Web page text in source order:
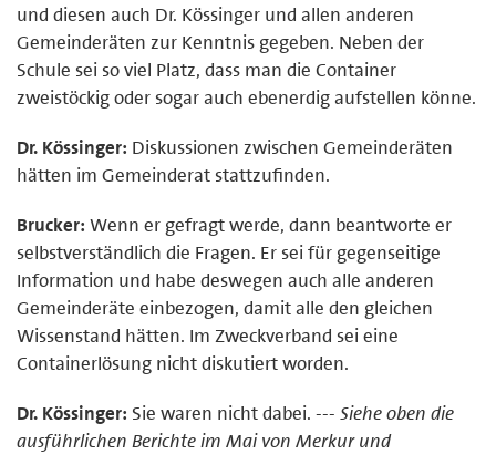
und diesen auch Dr. Kössinger und allen anderen
Gemeinderäten zur Kenntnis gegeben. Neben der
Schule sei so viel Platz, dass man die Container
zweistöckig oder sogar auch ebenerdig aufstellen könne.
Dr. Kössinger: Diskussionen zwischen Gemeinderäten
hätten im Gemeinderat stattzufinden.
Brucker: Wenn er gefragt werde, dann beantworte er
selbstverständlich die Fragen. Er sei für gegenseitige
Information und habe deswegen auch alle anderen
Gemeinderäte einbezogen, damit alle den gleichen
Wissenstand hätten. Im Zweckverband sei eine
Containerlösung nicht diskutiert worden.
Dr. Kössinger: Sie waren nicht dabei. --- Siehe oben die
ausführlichen Berichte im Mai von Merkur und